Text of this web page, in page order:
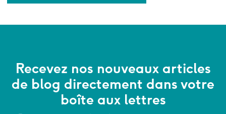
Recevez nos nouveaux articles
de blog directement dans votre
boîte aux lettres